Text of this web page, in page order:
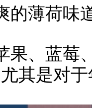
的薄荷味
果、蓝莓
其是对